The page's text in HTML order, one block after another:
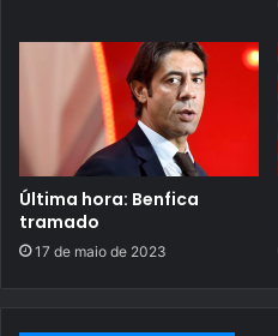
Última hora: Benfica
tramado
17 de maio de 2023